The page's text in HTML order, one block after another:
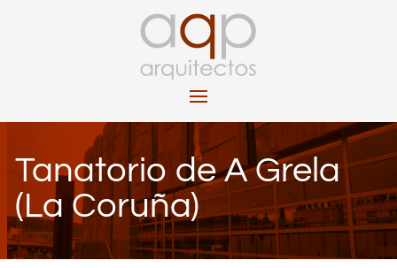
Tanatorio de A Grela
(La Coruña)